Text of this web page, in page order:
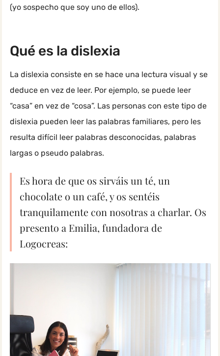
(yo sospecho que soy uno de ellos).
Qué es la dislexia
La dislexia consiste en se hace una lectura visual y se
deduce en vez de leer. Por ejemplo, se puede leer
“casa” en vez de “cosa”. Las personas con este tipo de
dislexia pueden leer las palabras familiares, pero les
resulta difícil leer palabras desconocidas, palabras
largas o pseudo palabras.
Es hora de que os sirváis un té, un
chocolate o un café, y os sentéis
tranquilamente con nosotras a charlar. Os
presento a Emilia, fundadora de
Logocreas: